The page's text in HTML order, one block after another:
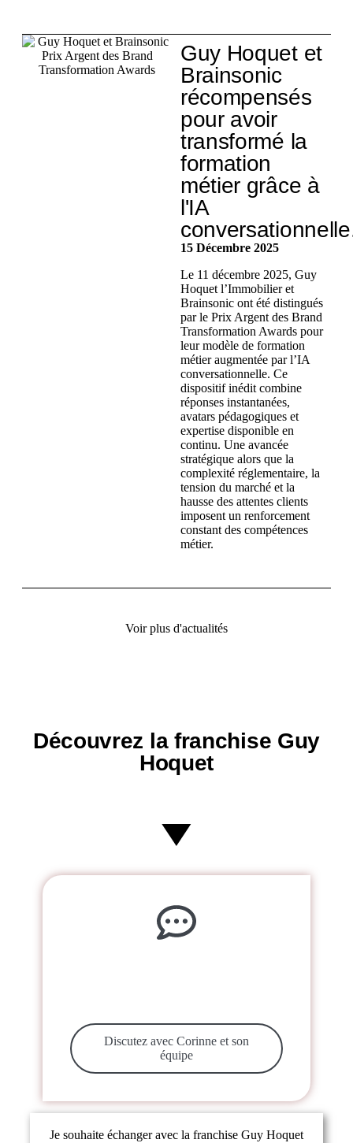
Guy Hoquet et
Brainsonic
récompensés
pour avoir
transformé la
formation
métier grâce à
l'IA
15 Décembre 2025
Le 11 décembre 2025, Guy
Hoquet l’Immobilier et
Brainsonic ont été distingués
par le Prix Argent des Brand
Transformation Awards pour
leur modèle de formation
métier augmentée par l’IA
conversationnelle. Ce
dispositif inédit combine
réponses instantanées,
avatars pédagogiques et
expertise disponible en
continu. Une avancée
stratégique alors que la
complexité réglementaire, la
tension du marché et la
hausse des attentes clients
imposent un renforcement
constant des compétences
métier.
Voir plus d'actualités
Découvrez la franchise Guy
Hoquet
Discutez avec Corinne et son
équipe
Je souhaite échanger avec la franchise Guy Hoquet